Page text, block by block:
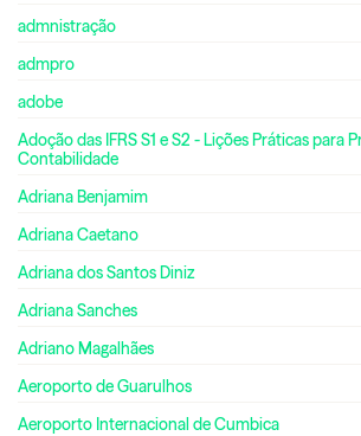
admnistração
admpro
adobe
Adoção das IFRS S1 e S2 - Lições Práticas para
Contabilidade
Adriana Benjamim
Adriana Caetano
Adriana dos Santos Diniz
Adriana Sanches
Adriano Magalhães
Aeroporto de Guarulhos
Aeroporto Internacional de Cumbica